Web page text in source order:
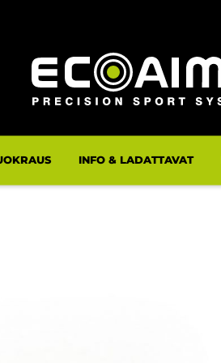
INFO & LADATTAVAT